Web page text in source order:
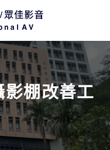
棚改善工